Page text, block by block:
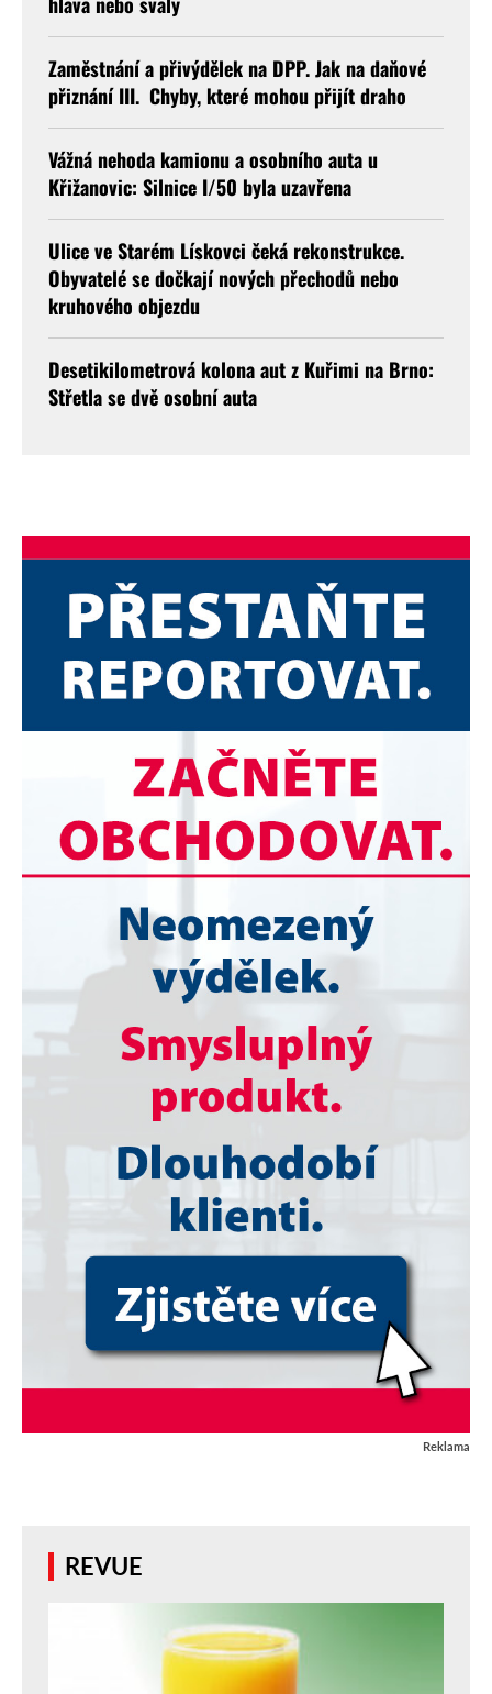
Zaměstnání a přivýdělek na DPP. Jak na daňové
přiznání III. Chyby, které mohou přijít draho
Vážná nehoda kamionu a osobního auta u
Křižanovic: Silnice I/50 byla uzavřena
Ulice ve Starém Lískovci čeká rekonstrukce.
Obyvatelé se dočkají nových přechodů nebo
kruhového objezdu
Desetikilometrová kolona aut z Kuřimi na Brno:
Střetla se dvě osobní auta
Reklama
REVUE